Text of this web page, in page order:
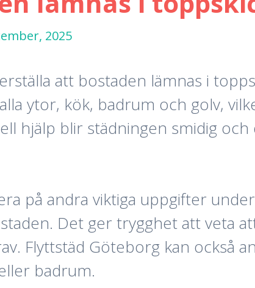
2025
att bostaden lämnas i
ytor, kök, badrum och golv,
hjälp blir städningen smidig och
på andra viktiga uppgifter
Det ger trygghet att veta
Flyttstäd Göteborg kan också
badrum.